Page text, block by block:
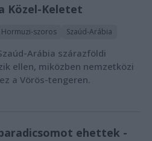
Közel-Keletet
Hormuzi-szoros Szaúd-Arábia
Arábia szárazföldi
ellen, miközben nemzetközi
a Vörös-tengeren.
ehettek -